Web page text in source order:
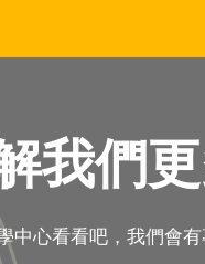
我們
中心看看吧，我們會